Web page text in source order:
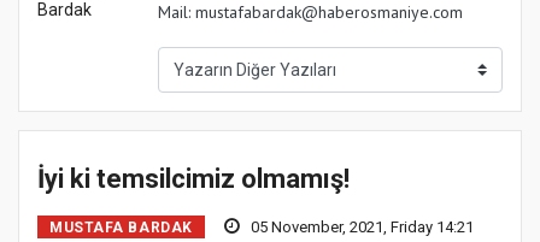
Mail: mustafabardak@haberosmaniye.com
İyi ki temsilcimiz olmamış!
MUSTAFA BARDAK
05 November, 2021, Friday 14:21